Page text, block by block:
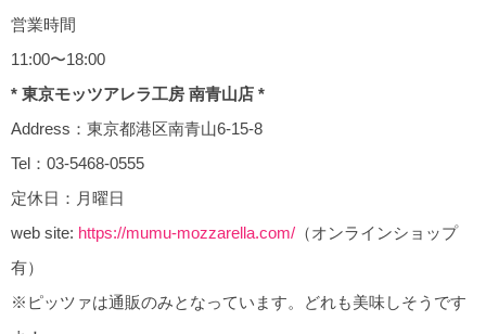
営業時間
11:00〜18:00
* 東京モッツアレラ工房 南青山店 *
Address：東京都港区南青山6-15-8
Tel：03-5468-0555
定休日：月曜日
web site: https://mumu-mozzarella.com/ （オンラインショップ
有）
※ピッツァは通販のみとなっています。どれも美味しそうです